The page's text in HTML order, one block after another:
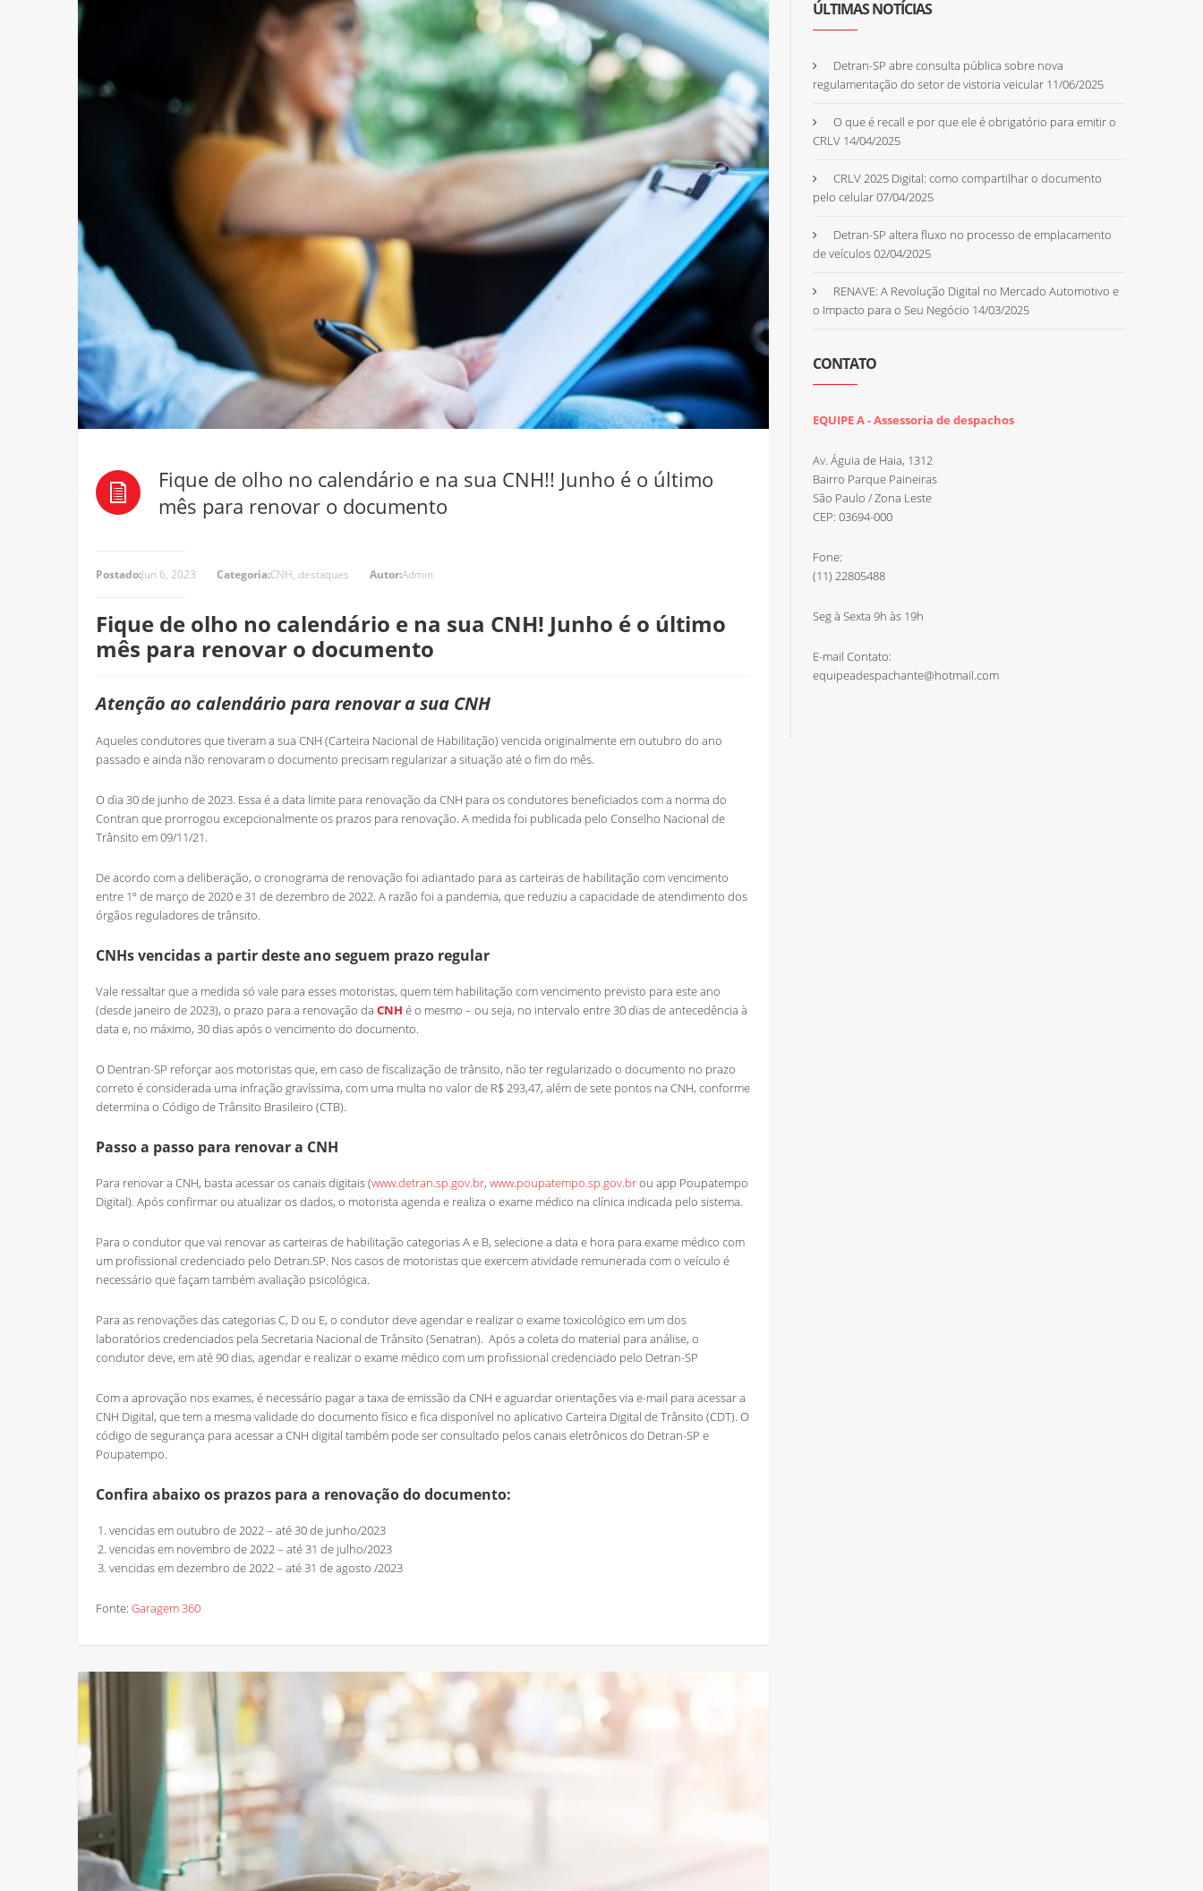
Fique de olho no calendário e na sua CNH!! Junho é o último
mês para renovar o documento
Postado:Jun 6, 2023 Categoria:CNH, destaques Autor:Admin
Fique de olho no calendário e na sua CNH! Junho é o último
mês para renovar o documento
Atenção ao calendário para renovar a sua CNH
Aqueles condutores que tiveram a sua CNH (Carteira Nacional de Habilitação) vencida originalmente em outubro do ano
passado e ainda não renovaram o documento precisam regularizar a situação até o fim do mês.
O dia 30 de junho de 2023. Essa é a data limite para renovação da CNH para os condutores beneficiados com a norma do
Contran que prorrogou excepcionalmente os prazos para renovação. A medida foi publicada pelo Conselho Nacional de
Trânsito em 09/11/21.
De acordo com a deliberação, o cronograma de renovação foi adiantado para as carteiras de habilitação com vencimento
entre 1º de março de 2020 e 31 de dezembro de 2022. A razão foi a pandemia, que reduziu a capacidade de atendimento dos
órgãos reguladores de trânsito.
CNHs vencidas a partir deste ano seguem prazo regular
Vale ressaltar que a medida só vale para esses motoristas, quem tem habilitação com vencimento previsto para este ano
(desde janeiro de 2023), o prazo para a renovação daCNH é o mesmo – ou seja, no intervalo entre 30 dias de antecedência à
data e, no máximo, 30 dias após o vencimento do documento.
O Dentran-SP reforçar aos motoristas que, em caso de fiscalização de trânsito, não ter regularizado o documento no prazo
correto é considerada uma infração gravíssima, com uma multa no valor de R$ 293,47, além de sete pontos na CNH, conforme
determina o Código de Trânsito Brasileiro (CTB).
Passo a passo para renovar a CNH
Para renovar a CNH, basta acessar os canais digitais (www.detran.sp.gov.br,www.poupatempo.sp.gov.brou app Poupatempo
Digital). Após confirmar ou atualizar os dados, o motorista agenda e realiza o exame médico na clínica indicada pelo sistema.
Para o condutor que vai renovar as carteiras de habilitação categorias A e B, selecione a data e hora para exame médico com
um profissional credenciado pelo Detran.SP. Nos casos de motoristas que exercem atividade remunerada com o veículo é
necessário que façam também avaliação psicológica.
Para as renovações das categorias C, D ou E, o condutor deve agendar e realizar o exame toxicológico em um dos
laboratórios credenciados pela Secretaria Nacional de Trânsito (Senatran). Após a coleta do material para análise, o
condutor deve, em até 90 dias, agendar e realizar o exame médico com um profissional credenciado pelo Detran-SP
Com a aprovação nos exames, é necessário pagar a taxa de emissão da CNH e aguardar orientações via e-mail para acessar a
CNH Digital, que tem a mesma validade do documento físico e fica disponível no aplicativo Carteira Digital de Trânsito (CDT). O
código de segurança para acessar a CNH digital também pode ser consultado pelos canais eletrônicos do Detran-SP e
Poupatempo.
Confira abaixo os prazos para a renovação do documento:
vencidas em outubro de 2022 – até 30 de junho/2023
vencidas em novembro de 2022 – até 31 de julho/2023
vencidas em dezembro de 2022 – até 31 de agosto /2023
Fonte:Garagem 360
ÚLTIMAS NOTÍCIAS
Detran-SP abre consulta pública sobre nova
regulamentação do setor de vistoria veicular 11/06/2025
O que é recall e por que ele é obrigatório para emitir o
CRLV 14/04/2025
CRLV 2025 Digital: como compartilhar o documento
pelo celular07/04/2025
Detran-SP altera fluxo no processo de emplacamento
de veículos02/04/2025
RENAVE: A Revolução Digital no Mercado Automotivo e
o Impacto para o Seu Negócio 14/03/2025
CONTATO
EQUIPE A - Assessoria de despachos
Av. Águia de Haia, 1312
Bairro Parque Paineiras
São Paulo / Zona Leste
CEP: 03694-000
Fone:
(11) 22805488
Seg à Sexta 9h às 19h
E-mail Contato:
equipeadespachante@hotmail.com